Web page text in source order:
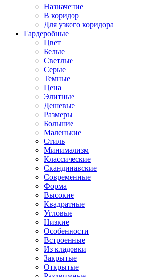
Назначение
В коридор
Для узкого коридора
Гардеробные
Цвет
Белые
Светлые
Серые
Темные
Цена
Элитные
Дешевые
Размеры
Большие
Маленькие
Стиль
Минимализм
Классические
Скандинавские
Современные
Форма
Высокие
Квадратные
Угловые
Низкие
Особенности
Встроенные
Из кладовки
Закрытые
Открытые